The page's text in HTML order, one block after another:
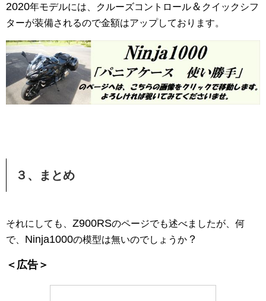
2020年モデルには、クルーズコントロール＆ クイックシフ
ターが装備されるので金額はアップしております。
３、まとめ
それにしても、 Z900RSのページでも述べましたが、何
で、 Ninja1000の模型は無いのでしょうか ？
＜広告＞